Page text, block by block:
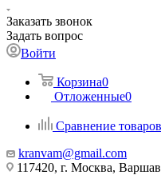
Заказать звонок
Задать вопрос
Войти
Корзина0
Отложенные0
Сравнение товаров
kranvam@gmail.com
117420, г. Москва,